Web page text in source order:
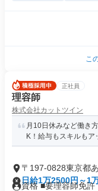
こ
正社員
理容師
株式会社カットツイン
月10日休みなど働き
K！給与もスキルもア
〒197-0828東京都
日給1万2500円～1
資格 ■要理容師免